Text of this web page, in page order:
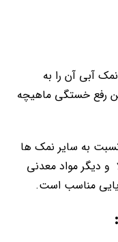
آبی آن را به
رفع خستگی ماهیچه
به سایر نمک ها
و دیگر مواد معدنی
مناسب است.